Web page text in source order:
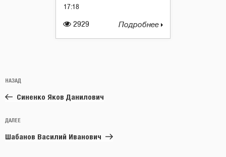
2929
17:18
Подробнее
по
записям
Предыдущая
запись:
НАЗАД
Синенко Яков Данилович
Следующая
запись
ДАЛЕЕ
Шабанов Василий Иванович